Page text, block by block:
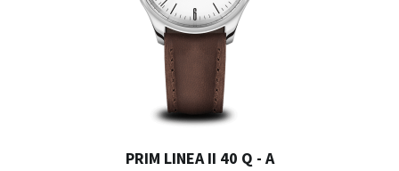
PRIM LINEA II 40 Q - A